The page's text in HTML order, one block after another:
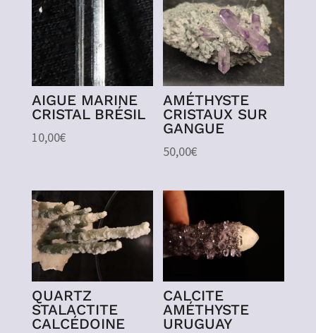
AIGUE MARINE
CRISTAL BRÉSIL
10,00€
AMÉTHYSTE
CRISTAUX SUR
GANGUE
50,00€
QUARTZ
STALACTITE
CALCÉDOINE
CALCITE
AMÉTHYSTE
URUGUAY